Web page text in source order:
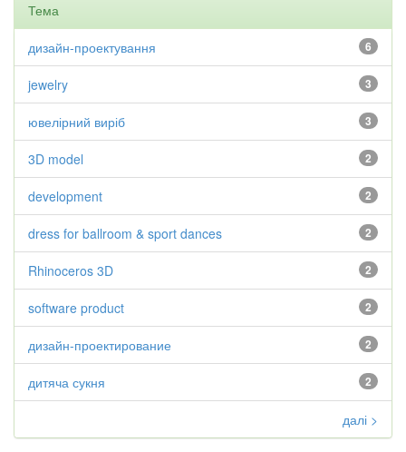
Тема
6
дизайн-проектування
3
jewelry
3
ювелірний виріб
2
3D model
2
development
2
dress for ballroom & sport dances
2
Rhinoceros 3D
2
software product
2
дизайн-проектирование
2
дитяча сукня
далі >